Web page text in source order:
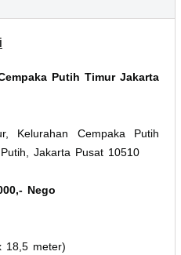
Putih Timur Jakarta
Kelurahan Cempaka Putih
Jakarta Pusat 10510
Nego
meter)